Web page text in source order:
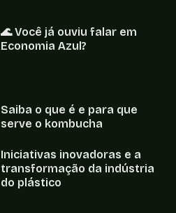
🌊 Você já ouviu falar em
Economia Azul?
Saiba o que é e para que
serve o kombucha
Iniciativas inovadoras e a
transformação da indústria
do plástico